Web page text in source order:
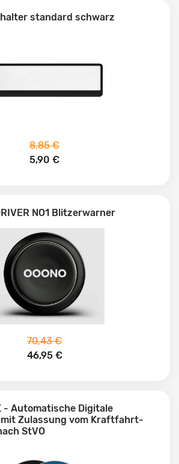
standard schwarz
8,85 €
5,90 €
NO1 Blitzerwarner
70,43 €
46,95 €
- Automatische Digitale
Zulassung vom Kraftfahrt-
StVO